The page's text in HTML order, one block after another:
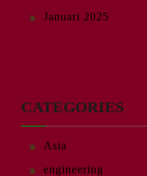
Januari 2025
CATEGORIES
Asia
engineering